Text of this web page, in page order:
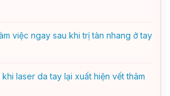
việc ngay sau khi trị tàn nhang ở tay
laser da tay lại xuất hiện vết thâm